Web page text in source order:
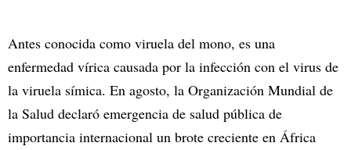
Antes conocida como viruela del mono, es una
enfermedad vírica causada por la infección con el virus de
la viruela símica. En agosto, la Organización Mundial de
la Salud declaró emergencia de salud pública de
importancia internacional un brote creciente en África